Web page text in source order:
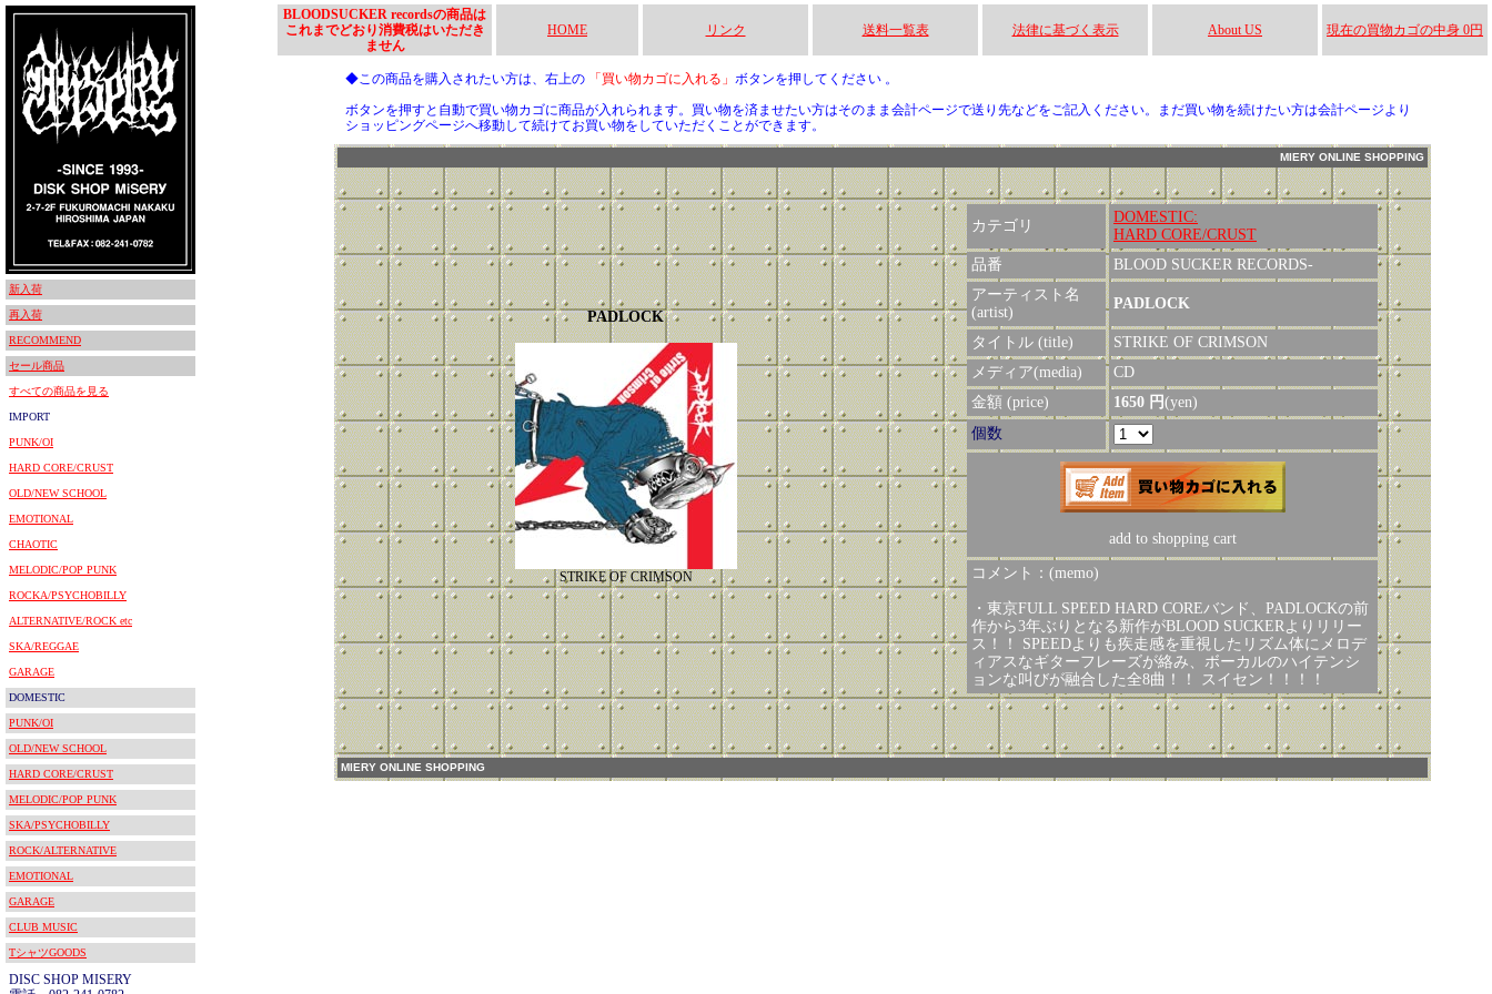
新入荷
再入荷
RECOMMEND
セール商品
すべての商品を見る
IMPORT
PUNK/OI
HARD CORE/CRUST
OLD/NEW SCHOOL
EMOTIONAL
CHAOTIC
MELODIC/POP PUNK
ROCKA/PSYCHOBILLY
ALTERNATIVE/ROCK etc
SKA/REGGAE
GARAGE
DOMESTIC
PUNK/OI
OLD/NEW SCHOOL
HARD CORE/CRUST
MELODIC/POP PUNK
SKA/PSYCHOBILLY
ROCK/ALTERNATIVE
EMOTIONAL
GARAGE
CLUB MUSIC
TシャツGOODS
DISC SHOP MISERY
BLOODSUCKER recordsの商品は
これまでどおり消費税はいただき
ません
HOME リンク 送料一覧表 法律に基づく表示 About US 現在の買物カゴの中身 0円
◆この商品を購入されたい方は、右上の 「買い物カゴに入れる」 ボタンを押してください 。
ボタンを押すと自動で買い物カゴに商品が入れられます。買い物を済ませたい方はそのまま会計ページで送り先などをご記入ください。まだ買い物を続けたい方は会計ページより
ショッピングページへ移動して続けてお買い物をしていただくことができます。
MIERY ONLINE SHOPPING
PADLOCK
STRIKE OF CRIMSON
カテゴリ
DOMESTIC:
HARD CORE/CRUST
品番
BLOOD SUCKER RECORDS-
アーティスト名
(artist)
PADLOCK
タイトル (title)
STRIKE OF CRIMSON
メディア(media)
CD
金額 (price)
1650 円(yen)
個数
add to shopping cart
コメント：(memo)
・東京FULL SPEED HARD COREバンド、PADLOCKの前
作から3年ぶりとなる新作がBLOOD SUCKERよりリリー
ス！！ SPEEDよりも疾走感を重視したリズム体にメロデ
ィアスなギターフレーズが絡み、ボーカルのハイテンシ
ョンな叫びが融合した全8曲！！ スイセン！！！！
MIERY ONLINE SHOPPING